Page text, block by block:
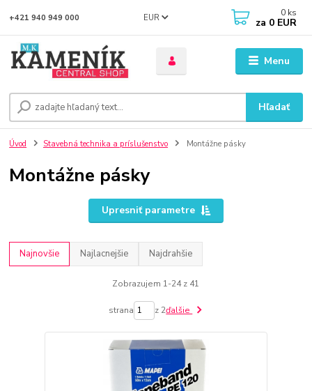
Menu
EUR
Hľadať
+421 940 949 000 0 ks
za 0 EUR
Úvod Stavebná technika a príslušenstvo Montážne pásky
Montážne pásky
Upresniť parametre
Najnovšie Najlacnejšie Najdrahšie
Zobrazujem 1-24 z 41
strana z 2ďalšie